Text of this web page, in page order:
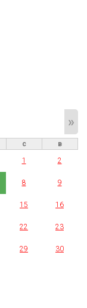
»
с
в
1
2
8 9
15 16
22 23
29 30